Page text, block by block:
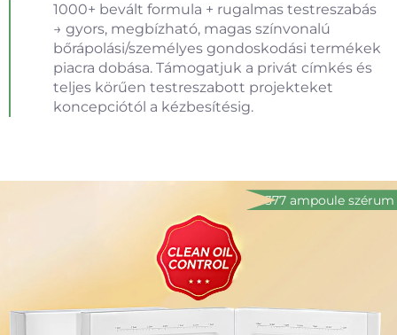
1000+ bevált formula + rugalmas testreszabás
→ gyors, megbízható, magas színvonalú
bőrápolási/személyes gondoskodási termékek
piacra dobása. Támogatjuk a privát címkés és
teljes körűen testreszabott projekteket
koncepciótól a kézbesítésig.
377 ampoule szérum